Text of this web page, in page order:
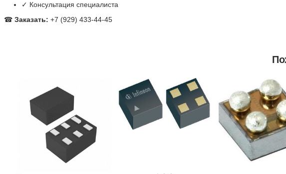
✓ Консультация специалиста
☎Заказать: +7 (929) 433-44-45